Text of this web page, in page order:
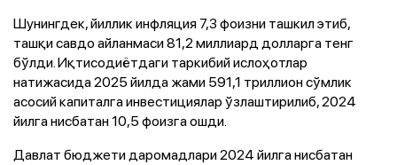
Шунингдек, йиллик инфляция 7,3 фоизни ташкил этиб,
ташқи савдо айланмаси 81,2 миллиард долларга тенг
бўлди. Иқтисодиётдаги таркибий ислоҳотлар
натижасида 2025 йилда жами 591,1 триллион сўмлик
асосий капиталга инвестициялар ўзлаштирилиб, 2024
йилга нисбатан 10,5 фоизга ошди.
Давлат бюджети даромадлари 2024 йилга нисбатан